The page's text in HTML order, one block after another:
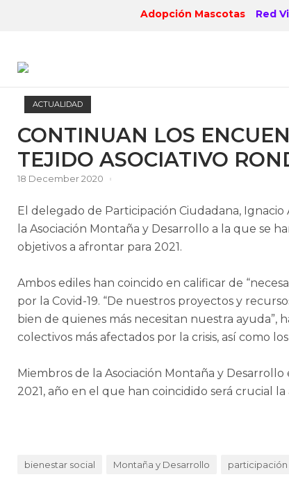
Adopción Mascotas Red
ACTUALIDAD
CONTINUAN LOS
TEJIDO ASOCIATIVO
18 December 2020
El delegado de Participación Ciudadana,
la Asociación Montaña y Desarrollo a la que se
objetivos a afrontar para 2021.
Ambos ediles han coincido en calificar de
por la Covid-19. “De nuestros proyectos y
bien de quienes más necesitan nuestra ayuda”,
colectivos más afectados por la crisis, así como
Miembros de la Asociación Montaña y
2021, año en el que han coincidido será crucial
bienestar social Montaña y Desarrollo